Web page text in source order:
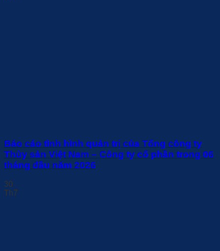
Báo cáo tình hình quản trị của Tổng công ty
Thủy sản Việt Nam – Công ty cổ phần trong 06
tháng đầu năm 2026
30
Th7